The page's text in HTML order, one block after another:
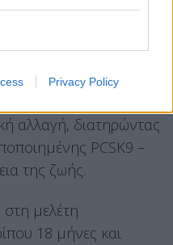
Privacy Policy
ενέσεις ή τα
ηπατικά κύτταρα που
κάθε 200 έως
τροποποιηθούν
αλλαγή, διατηρώντας
PCSK9 –
της ζωής.
στη μελέτη
18 μήνες και